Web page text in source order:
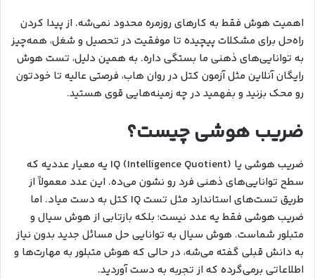
اهمیت هوش فقط به کارهای روزمره محدود نمی‌شه. از پیدا کردن
راه‌حل برای مشکلات پیچیده تا موفقیت در تحصیل و شغل، همه‌چیز
به توانایی‌های ذهنی ما بستگی داره. به همین دلیل، تست هوش
رایگان آنلاین مثل آزمون کتل در روان هاب، فرصتی عالیه تا خودتون
رو محک بزنید و بفهمید در چه زمینه‌هایی قوی هستید.
ضریب هوشی چیست؟
ضریب هوشی یا IQ (Intelligence Quotient) یه معیار عددیه که
سطح توانایی‌های ذهنی فرد رو نشون می‌ده. این عدد معمولاً از
طریق تست‌های استاندارد مثل تست IQ کتل به دست میاد. اما
ضریب هوشی فقط یه عدد نیست؛ بلکه بازتابی از هوش سیال و
متبلور شماست. هوش سیال به توانایی حل مسائل جدید بدون نیاز
به دانش قبلی گفته می‌شه، در حالی که هوش متبلور به مهارت‌ها و
اطلاعاتی برمی‌گرده که از تجربه به دست آوردید.